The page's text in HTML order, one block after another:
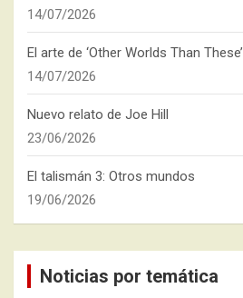
14/07/2026
El arte de ‘Other Worlds Than These’
14/07/2026
Nuevo relato de Joe Hill
23/06/2026
El talismán 3: Otros mundos
19/06/2026
Noticias por temática